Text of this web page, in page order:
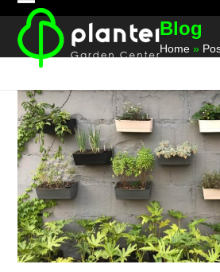
content
Open
mobile
menu
Close
mobile
menu
Blog
Home »